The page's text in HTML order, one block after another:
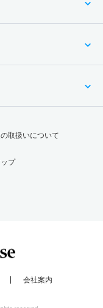
取扱いについて
プ
会社案内